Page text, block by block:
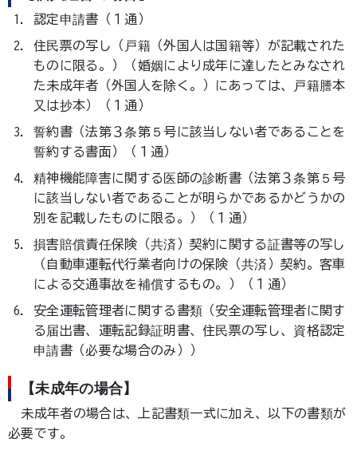
認定申請書（１通）
住民票の写し（戸籍（外国人は国籍等）が記載された
ものに限る。）（婚姻により成年に達したとみなされ
た未成年者（外国人を除く。）にあっては、戸籍謄本
又は抄本）（１通）
誓約書（法第３条第５号に該当しない者であることを
誓約する書面）（１通）
精神機能障害に関する医師の診断書（法第３条第５号
に該当しない者であることが明らかであるかどうかの
別を記載したものに限る。）（１通）
損害賠償責任保険（共済）契約に関する証書等の写し
（自動車運転代行業者向けの保険（共済）契約。客車
による交通事故を補償するもの。）（１通）
安全運転管理者に関する書類（安全運転管理者に関す
る届出書、運転記録証明書、住民票の写し、資格認定
申請書（必要な場合のみ））
【未成年の場合】
未成年者の場合は、上記書類一式に加え、以下の書類が
必要です。